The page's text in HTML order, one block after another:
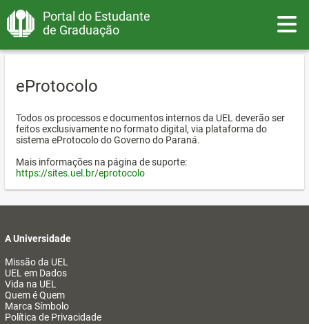
Portal do Estudante
de Graduação
eProtocolo
Todos os processos e documentos internos da UEL deverão ser
feitos exclusivamente no formato digital, via plataforma do
sistema eProtocolo do Governo do Paraná.
Mais informações na página de suporte:
https://sites.uel.br/eprotocolo
A Universidade
Missão da UEL
UEL em Dados
Vida na UEL
Quem é Quem
Marca Símbolo
Política de Privacidade